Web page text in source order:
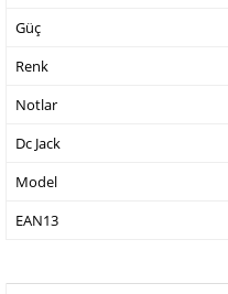
Güç
Renk
Notlar
Dc Jack
Model
EAN13